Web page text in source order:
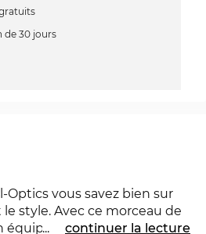
de 30 jours
Optics vous savez bien sur
style. Avec ce morceau de
équipé à l'Office ainsi que
... continuer la lecture